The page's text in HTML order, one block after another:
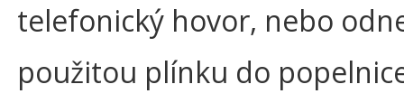
telefonický hovor, nebo
použitou plínku do